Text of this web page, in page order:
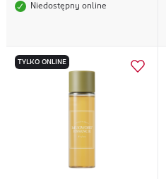
Niedostępny online
TYLKO ONLINE